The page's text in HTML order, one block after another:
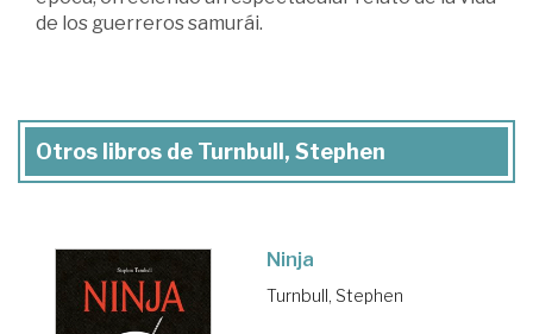
de los guerreros samurái.
Otros libros de Turnbull, Stephen
Ninja
Turnbull, Stephen